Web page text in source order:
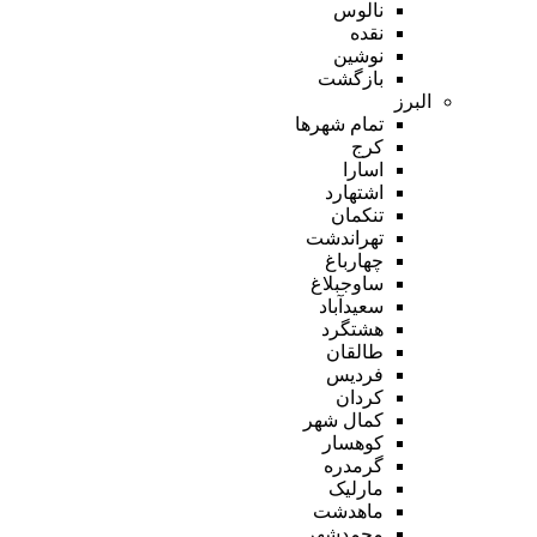
نالوس
نقده
نوشین
بازگشت
البرز
تمام شهر‌ها
کرج
اسارا
اشتهارد
تنکمان
تهراندشت
چهارباغ
ساوجبلاغ
سعیدآباد
هشتگرد
طالقان
فردیس
کردان
کمال شهر
کوهسار
گرمدره
مارلیک
ماهدشت